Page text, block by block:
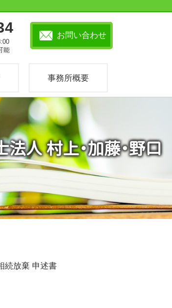
人 村上・加藤・野口
能
お問い合わせ
事務所概要
続放棄 申述書